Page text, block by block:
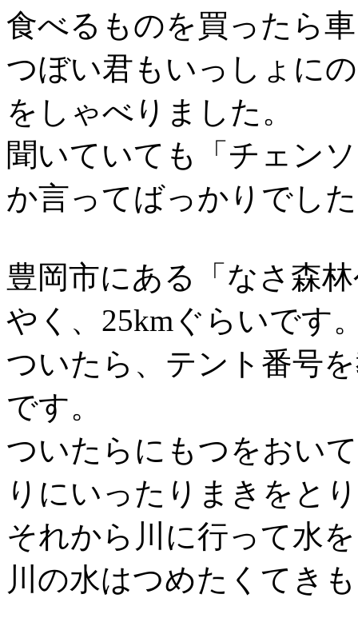
食べるものを買ったら
つぼい君もいっしょに
をしゃべりました。
聞いていても「チェン
か言ってばっかりでし
豊岡市にある「なさ森
やく、25kmぐらいです
ついたら、テント番号
です。
ついたらにもつをおい
りにいったりまきをと
それから川に行って水
川の水はつめたくてき